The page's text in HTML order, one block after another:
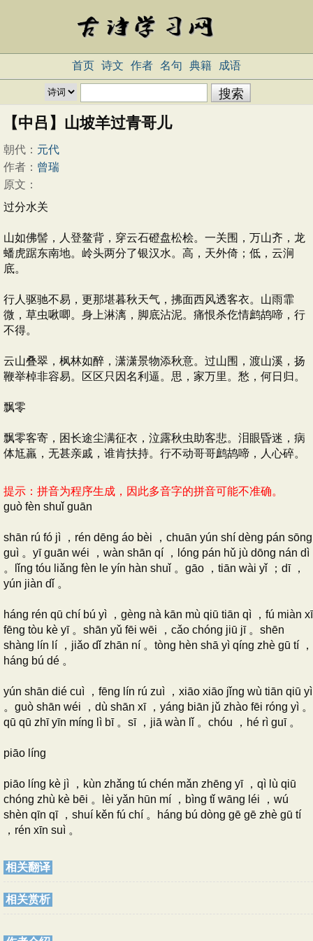
首页 诗文 作者 名句 典籍 成语
【中吕】山坡羊过青哥儿
朝代： 元代
作者： 曾瑞
原文：
过分水关
山如佛髻，人登鳌背，穿云石磴盘松桧。一关围，万山齐，龙
蟠虎踞东南地。岭头两分了银汉水。高，天外倚；低，云涧
底。
行人驱驰不易，更那堪暮秋天气，拂面西风透客衣。山雨霏
微，草虫啾唧。身上淋漓，脚底沾泥。痛恨杀仡情鹧鸪啼，行
不得。
云山叠翠，枫林如醉，潇潇景物添秋意。过山围，渡山溪，扬
鞭举棹非容易。区区只因名利逼。思，家万里。愁，何日归。
飘零
飘零客寄，困长途尘满征衣，泣露秋虫助客悲。泪眼昏迷，病
体尪羸，无甚亲戚，谁肯扶持。行不动哥哥鹧鸪啼，人心碎。
提示：拼音为程序生成，因此多音字的拼音可能不准确。
guò fèn shuǐ guān
shān rú fó jì ，rén dēng áo bèi ，chuān yún shí dèng pán sōng
guì 。yī guān wéi ，wàn shān qí ，lóng pán hǔ jù dōng nán dì
。lǐng tóu liǎng fèn le yín hàn shuǐ 。gāo ，tiān wài yǐ ；dī ，
yún jiàn dǐ 。
háng rén qū chí bú yì ，gèng nà kān mù qiū tiān qì ，fú miàn xī
fēng tòu kè yī 。shān yǔ fēi wēi ，cǎo chóng jiū jī 。shēn
shàng lín lí ，jiǎo dǐ zhān ní 。tòng hèn shā yì qíng zhè gū tí ，
háng bú dé 。
yún shān dié cuì ，fēng lín rú zuì ，xiāo xiāo jǐng wù tiān qiū yì
。guò shān wéi ，dù shān xī ，yáng biān jǔ zhào fēi róng yì 。
qū qū zhī yīn míng lì bī 。sī ，jiā wàn lǐ 。chóu ，hé rì guī 。
piāo líng
piāo líng kè jì ，kùn zhǎng tú chén mǎn zhēng yī ，qì lù qiū
chóng zhù kè bēi 。lèi yǎn hūn mí ，bìng tǐ wāng léi ，wú
shèn qīn qī ，shuí kěn fú chí 。háng bú dòng gē gē zhè gū tí
，rén xīn suì 。
相关翻译
相关赏析